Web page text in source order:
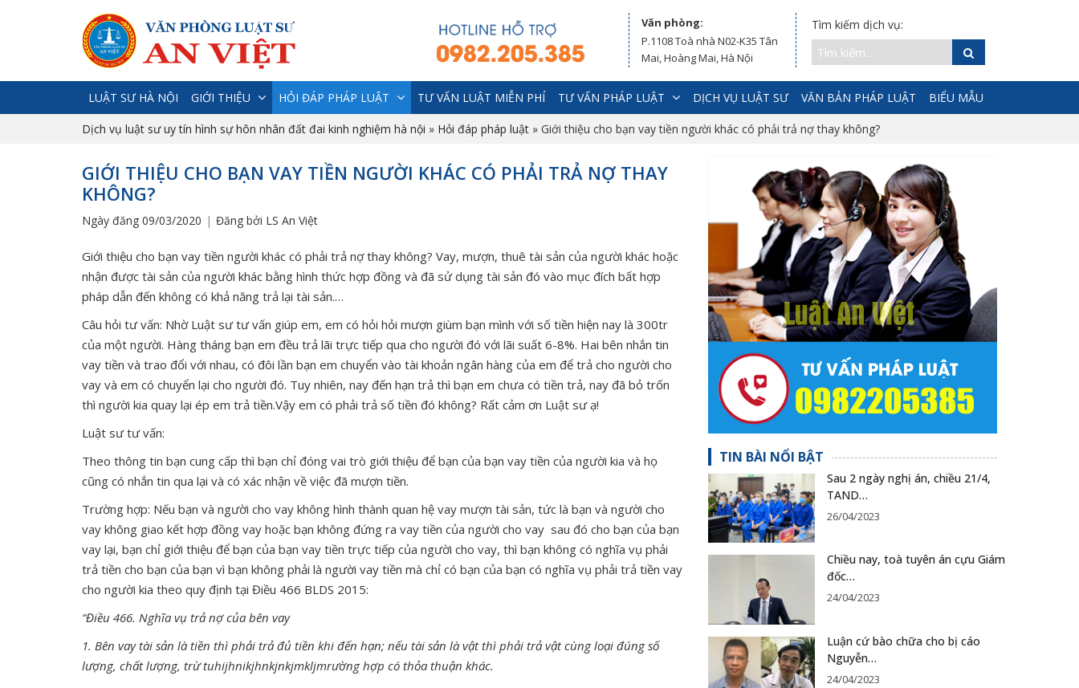
Văn phòng:
P.1108 Toà nhà N02-K35 Tân
Mai, Hoàng Mai, Hà Nội
Tìm kiếm dịch vụ:
LUẬT SƯ HÀ NỘI GIỚI THIỆU HỎI ĐÁP PHÁP LUẬT TƯ VẤN LUẬT MIỄN PHÍ TƯ VẤN PHÁP LUẬT DỊCH VỤ LUẬT SƯ VĂN BẢN PHÁP LUẬT BIỂU MẪU
Dịch vụ luật sư uy tín hình sự hôn nhân đất đai kinh nghiệm hà nội » Hỏi đáp pháp luật » Giới thiệu cho bạn vay tiền người khác có phải trả nợ thay không?
GIỚI THIỆU CHO BẠN VAY TIỀN NGƯỜI KHÁC CÓ PHẢI TRẢ NỢ THAY
KHÔNG?
Ngày đăng 09/03/2020 Đăng bởi LS An Việt
Giới thiệu cho bạn vay tiền người khác có phải trả nợ thay không? Vay, mượn, thuê tài sản của người khác hoặc
nhận được tài sản của người khác bằng hình thức hợp đồng và đã sử dụng tài sản đó vào mục đích bất hợp
pháp dẫn đến không có khả năng trả lại tài sản.…
Câu hỏi tư vấn: Nhờ Luật sư tư vấn giúp em, em có hỏi hỏi mượn giùm bạn mình với số tiền hiện nay là 300tr
của một người. Hàng tháng bạn em đều trả lãi trực tiếp qua cho người đó với lãi suất 6-8%. Hai bên nhắn tin
vay tiền và trao đổi với nhau, có đôi lần bạn em chuyển vào tài khoản ngân hàng của em để trả cho người cho
vay và em có chuyển lại cho người đó. Tuy nhiên, nay đến hạn trả thì bạn em chưa có tiền trả, nay đã bỏ trốn
thì người kia quay lại ép em trả tiền.Vậy em có phải trả số tiền đó không? Rất cảm ơn Luật sư ạ!
Luật sư tư vấn:
Theo thông tin bạn cung cấp thì bạn chỉ đóng vai trò giới thiệu để bạn của bạn vay tiền của người kia và họ
cũng có nhắn tin qua lại và có xác nhận về việc đã mượn tiền.
Trường hợp: Nếu bạn và người cho vay không hình thành quan hệ vay mượn tài sản, tức là bạn và người cho
vay không giao kết hợp đồng vay hoặc bạn không đứng ra vay tiền của người cho vay sau đó cho bạn của bạn
vay lại, bạn chỉ giới thiệu để bạn của bạn vay tiền trực tiếp của người cho vay, thì bạn không có nghĩa vụ phải
trả tiền cho bạn của bạn vì bạn không phải là người vay tiền mà chỉ có bạn của bạn có nghĩa vụ phải trả tiền vay
cho người kia theo quy định tại Điều 466 BLDS 2015:
“Điều 466. Nghĩa vụ trả nợ của bên vay
1. Bên vay tài sản là tiền thì phải trả đủ tiền khi đến hạn; nếu tài sản là vật thì phải trả vật cùng loại đúng số
lượng, chất lượng, trừ tuhijhnikjhnkjnkjmkljmrường hợp có thỏa thuận khác.
TIN BÀI NỔI BẬT
Sau 2 ngày nghị án, chiều 21/4,
TAND…
26/04/2023
Chiều nay, toà tuyên án cựu Giám
đốc…
24/04/2023
Luận cứ bào chữa cho bị cáo
Nguyễn…
24/04/2023